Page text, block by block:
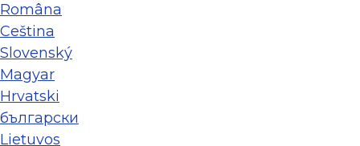
Româna
Ceština
Slovenský
Magyar
Hrvatski
български
Lietuvos